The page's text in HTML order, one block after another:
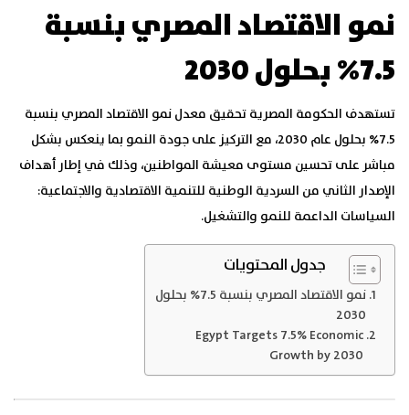
نمو الاقتصاد المصري بنسبة
7.5% بحلول 2030
تستهدف الحكومة المصرية تحقيق معدل نمو الاقتصاد المصري بنسبة
7.5% بحلول عام 2030، مع التركيز على جودة النمو بما ينعكس بشكل
مباشر على تحسين مستوى معيشة المواطنين، وذلك في إطار أهداف
الإصدار الثاني من السردية الوطنية للتنمية الاقتصادية والاجتماعية:
السياسات الداعمة للنمو والتشغيل.
جدول المحتويات
نمو الاقتصاد المصري بنسبة 7.5% بحلول
2030
Egypt Targets 7.5% Economic
Growth by 2030